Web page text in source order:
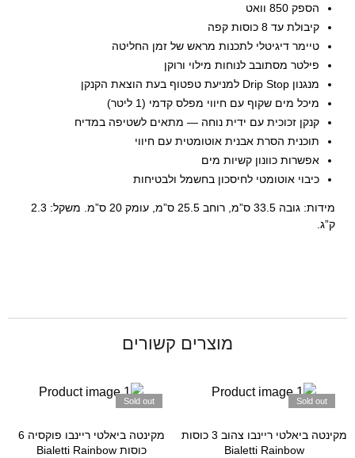
הספק 850 וואט
קיבולת עד 8 כוסות קפה
טיימר דיגיטלי לתכנות מראש של זמן החליטה
פילטר מסתובב לנוחות מילוי ורוקן
מנגנון Drip Stop למניעת טפטוף בעת הוצאת הקנקן
מיכל מים שקוף עם חיווי מפלס קדמי (1 ליטר)
קנקן זכוכית עם ידית נוחה — מתאים לשטיפה במדיח
תוכנית הסרת אבנית אוטומטית עם חיווי
אפשרות כוונון קשיות מים
כיבוי אוטומטי לחיסכון בחשמל ולבטיחות
מידות: גובה 33.5 ס”מ, רוחב 25.5 ס”מ, עומק 20 ס”מ. משקל: 2.3
ק”ג.
מוצרים קשורים
Sold out
מקינטה ביאלטי ריינבו צהוב 3 כוסות
Bialetti Rainbow
Sold out
מקינטה ביאלטי ריינבו פוקסיה 6
כוסות Bialetti Rainbow